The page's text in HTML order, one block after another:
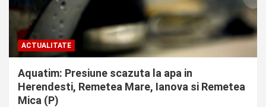
ACTUALITATE
Aquatim: Presiune scazuta la apa in
Herendesti, Remetea Mare, Ianova si Remetea
Mica (P)